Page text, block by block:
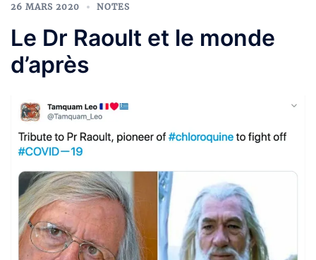
26 MARS 2020 NOTES
Le Dr Raoult et le monde
d’après